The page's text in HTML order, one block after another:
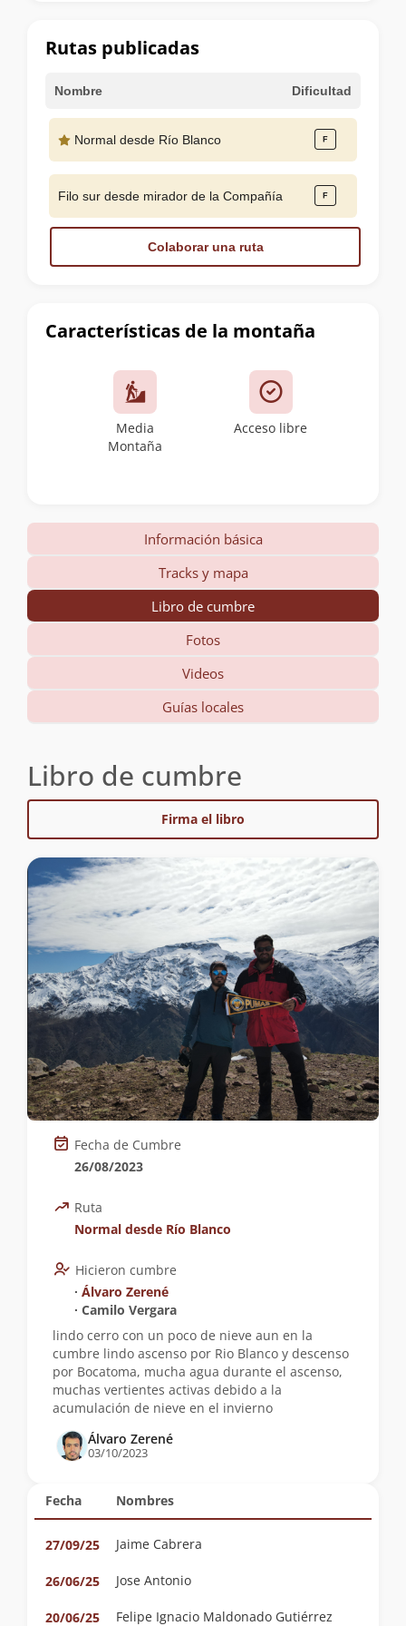
cumbre
Características de la montaña
Media
Montaña
Acceso libre
Rutas publicadas
Nombre Dificultad
Normal desde Río Blanco
Filo sur desde mirador de la Compañía
Colaborar una ruta
Información básica
Tracks y mapa
Libro de cumbre
Fotos
Videos
Guías locales
Libro de cumbre
Firma el libro
Fecha Nombres
27/09/25 Jaime Cabrera
26/06/25 Jose Antonio
20/06/25 Felipe Ignacio Maldonado Gutiérrez
Fecha de Cumbre
26/08/2023
Ruta
Normal desde Río Blanco
Hicieron cumbre
∙ Álvaro Zerené
∙ Camilo Vergara
lindo cerro con un poco de nieve aun en la
cumbre lindo ascenso por Rio Blanco y descenso
por Bocatoma, mucha agua durante el ascenso,
muchas vertientes activas debido a la
acumulación de nieve en el invierno
Álvaro Zerené
03/10/2023